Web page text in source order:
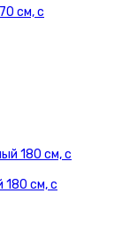
см, с
см, с